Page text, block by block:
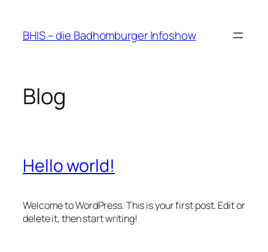
springen
BHIS – die Badhomburger Infoshow
Blog
Hello world!
Welcome to WordPress. This is your first post. Edit or
delete it, then start writing!